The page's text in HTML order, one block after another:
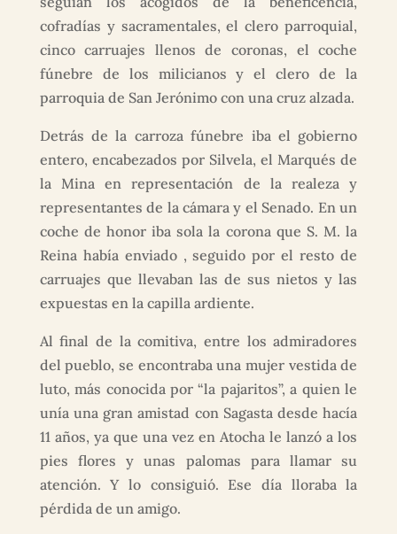
cofradías y sacramentales, el clero parroquial,
cinco carruajes llenos de coronas, el coche
fúnebre de los milicianos y el clero de la
parroquia de San Jerónimo con una cruz alzada.
Detrás de la carroza fúnebre iba el gobierno
entero, encabezados por Silvela, el Marqués de
la Mina en representación de la realeza y
representantes de la cámara y el Senado. En un
coche de honor iba sola la corona que S. M. la
Reina había enviado , seguido por el resto de
carruajes que llevaban las de sus nietos y las
expuestas en la capilla ardiente.
Al final de la comitiva, entre los admiradores
del pueblo, se encontraba una mujer vestida de
luto, más conocida por “la pajaritos”, a quien le
unía una gran amistad con Sagasta desde hacía
11 años, ya que una vez en Atocha le lanzó a los
pies flores y unas palomas para llamar su
atención. Y lo consiguió. Ese día lloraba la
pérdida de un amigo.